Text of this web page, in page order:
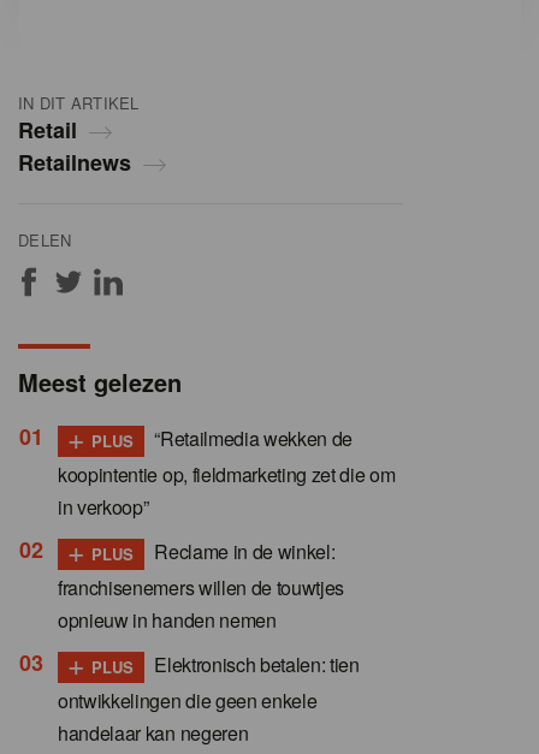
IN DIT ARTIKEL
Retail
Retailnews
DELEN
Meest gelezen
+ PLUS
“Retailmedia wekken de
koopintentie op, fieldmarketing zet die om
in verkoop”
+ PLUS
Reclame in de winkel:
franchisenemers willen de touwtjes
opnieuw in handen nemen
+ PLUS
Elektronisch betalen: tien
ontwikkelingen die geen enkele
handelaar kan negeren